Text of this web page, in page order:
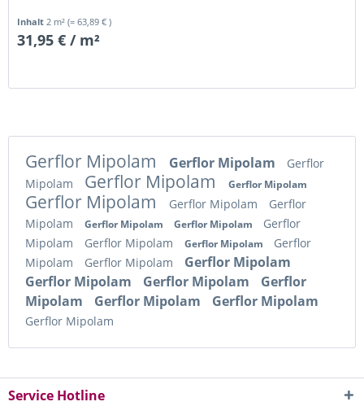
Inhalt 2 m²(= 63,89 € )
31,95 € / m²
Gerflor Mipolam Gerflor Mipolam
Gerflor
Mipolam
Gerflor Mipolam Gerflor Mipolam
Gerflor Mipolam Gerflor Mipolam
Gerflor
Mipolam
Gerflor Mipolam Gerflor Mipolam
Gerflor
Mipolam
Gerflor Mipolam Gerflor Mipolam
Gerflor
Mipolam
Gerflor Mipolam
Gerflor Mipolam
Gerflor Mipolam
Gerflor Mipolam
Gerflor
Mipolam
Gerflor Mipolam Gerflor Mipolam
Gerflor Mipolam
Service Hotline